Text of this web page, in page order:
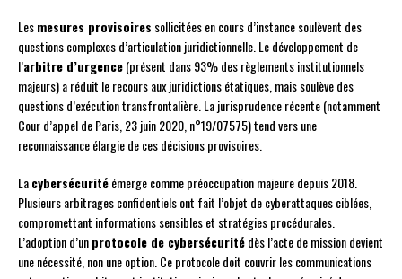
Lesmesures provisoires sollicitées en cours d’instance soulèvent des
questions complexes d’articulation juridictionnelle. Le développement de
l’arbitre d’urgence(présent dans 93% des règlements institutionnels
majeurs) a réduit le recours aux juridictions étatiques, mais soulève des
questions d’exécution transfrontalière. La jurisprudence récente (notamment
Cour d’appel de Paris, 23 juin 2020, n°19/07575) tend vers une
reconnaissance élargie de ces décisions provisoires.
Lacybersécuritéémerge comme préoccupation majeure depuis 2018.
Plusieurs arbitrages confidentiels ont fait l’objet de cyberattaques ciblées,
compromettant informations sensibles et stratégies procédurales.
L’adoption d’unprotocole de cybersécuritédès l’acte de mission devient
une nécessité, non une option. Ce protocole doit couvrir les communications